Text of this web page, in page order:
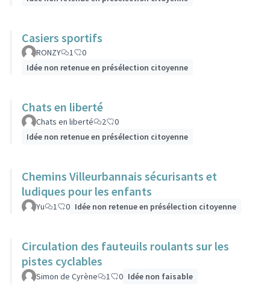
Casiers sportifs
RONZY 1
0
Idée non retenue en présélection citoyenne
Chats en liberté
Chats en liberté 2
0
Idée non retenue en présélection citoyenne
Chemins Villeurbannais sécurisants et
ludiques pour les enfants
Yu 1 0 Idée non retenue en présélection citoyenne
Circulation des fauteuils roulants sur les
pistes cyclables
Simon de Cyrène 1 0 Idée non faisable